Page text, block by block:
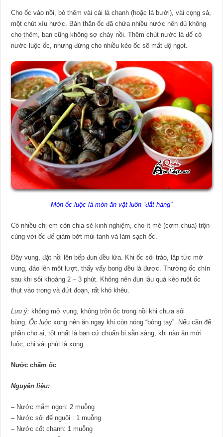
Cho ốc vào nồi, bỏ thêm vài cái lá chanh (hoặc lá bưởi), vài cọng sả,
một chút xíu nước. Bản thân ốc đã chứa nhiều nước nên dù không
cho thêm, bạn cũng không sợ cháy nồi. Thêm chút nước là để có
nước luộc ốc, nhưng đừng cho nhiều kẻo ốc sẽ mất độ ngọt.
Món ốc luộc là món ăn vặt luôn “đắt hàng”
Có nhiều chị em còn chia sẻ kinh nghiệm, cho ít mẻ (cơm chua) trộn
cùng với ốc để giảm bớt mùi tanh và làm sạch ốc.
Đậy vung, đặt nồi lên bếp đun đều lửa. Khi ốc sôi trào, lập tức mở
vung, đảo lên một lượt, thấy vẩy bong đều là được. Thường ốc chín
sau khi sôi khoảng 2 – 3 phút. Không nên đun lâu quá kẻo ruột ốc
thụt vào trong và đứt đoạn, rất khó khêu.
Lưu ý: không mở vung, không trộn ốc trong nồi khi chưa sôi
bùng.Ốc luộc xong nên ăn ngay khi còn nóng “bỏng tay”. Nếu cần để
phần cho ai, tốt nhất là bạn cứ chuẩn bị sẵn sàng, khi nào ăn mới
luộc, chỉ vài phút là xong.
Nước chấm ốc
Nguyên liệu:
– Nước mắm ngon: 2 muỗng
– Nước sôi để nguội : 1 muỗng
– Nước cốt chanh: 1 muỗng